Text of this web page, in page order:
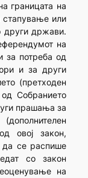
границата на
стапување или
други држави.
на
потреба од
и за други
(претходен
Собранието
прашања за
овој закон,
се распише
со закон
на